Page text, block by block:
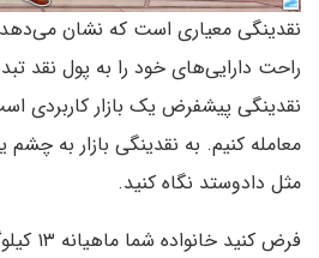
نقدینگی معیاری است که نشان می‌دهد
راحت دارایی‌های خود را به پول نقد
نقدینگی پیشفرض یک بازار کاربردی
معامله کنیم. به نقدینگی بازار به چشم
مثل دادوستد نگاه کنید.
فرض